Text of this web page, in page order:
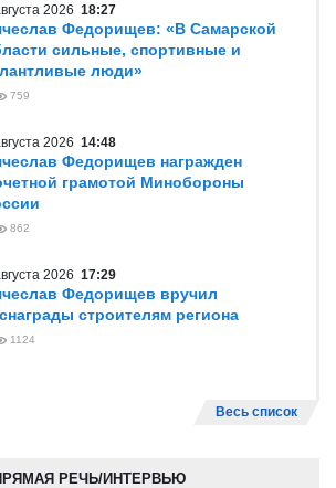
2026 18:27
Федорищев: «В Самарской
сильные, спортивные и
люди»
759
2026 14:48
Федорищев награжден
грамотой Минобороны
862
2026 17:29
Федорищев вручил
строителям региона
1124
Весь список
РЕЧЬ/ИНТЕРВЬЮ